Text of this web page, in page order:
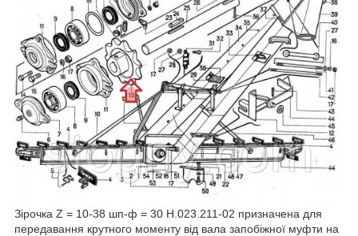
Зірочка Z = 10-38 шп-ф = 30 Н.023.211-02 призначена для
передавання крутного моменту від вала запобіжної муфти на